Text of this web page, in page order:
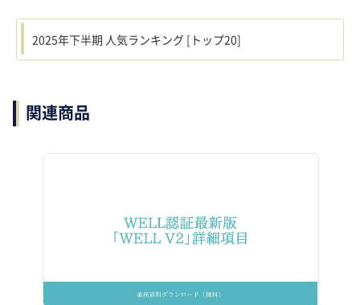
2025年下半期 人気ランキング [トップ20]
関連商品